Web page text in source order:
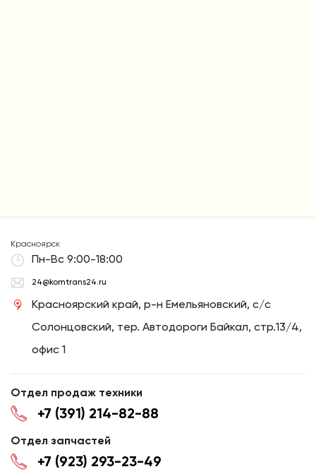
Красноярск
Пн-Вс 9:00-18:00
24@komtrans24.ru
Красноярский край, р-н Емельяновский, с/с
Солонцовский, тер. Автодороги Байкал, стр.13/4,
офис 1
Отдел продаж техники
+7 (391) 214-82-88
Отдел запчастей
+7 (923) 293-23-49